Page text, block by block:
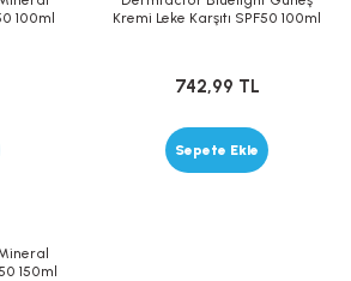
100ml
Kremi Leke Karşıtı SPF50 100ml
742,99 TL
Sepete Ekle
150ml